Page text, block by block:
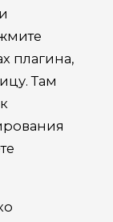
плагина,
Там